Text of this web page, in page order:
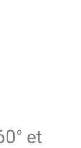
et